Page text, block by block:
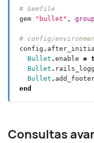
# Gemfile
gem
"bullet" , group
# config/
config .
Bullet . enable =
Bullet .
Bullet .
end
Consultas